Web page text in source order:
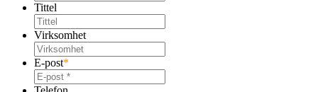
Tittel
Virksomhet
E-post*